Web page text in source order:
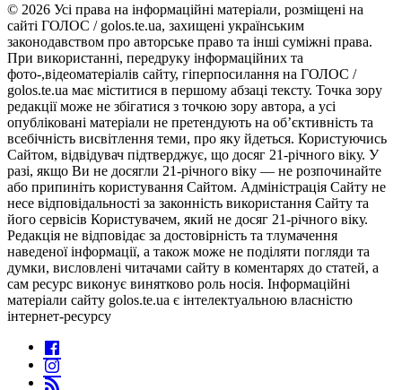
© 2026 Усі права на інформаційні матеріали, розміщені на
сайті ГОЛОС / golos.te.ua, захищені українським
законодавством про авторське право та інші суміжні права.
При використанні, передруку інформаційних та
фото-,відеоматеріалів сайту, гіперпосилання на ГОЛОС /
golos.te.ua має міститися в першому абзаці тексту. Точка зору
редакції може не збігатися з точкою зору автора, а усі
опубліковані матеріали не претендують на об’єктивність та
всебічність висвітлення теми, про яку йдеться. Користуючись
Сайтом, відвідувач підтверджує, що досяг 21-річного віку. У
разі, якщо Ви не досягли 21-річного віку — не розпочинайте
або припиніть користування Сайтом. Адміністрація Сайту не
несе відповідальності за законність використання Сайту та
його сервісів Користувачем, який не досяг 21-річного віку.
Редакція не відповідає за достовірність та тлумачення
наведеної інформації, а також може не поділяти погляди та
думки, висловлені читачами сайту в коментарях до статей, а
сам ресурс виконує винятково роль носія. Інформаційні
матеріали сайту golos.te.ua є інтелектуальною власністю
інтернет-ресурсу